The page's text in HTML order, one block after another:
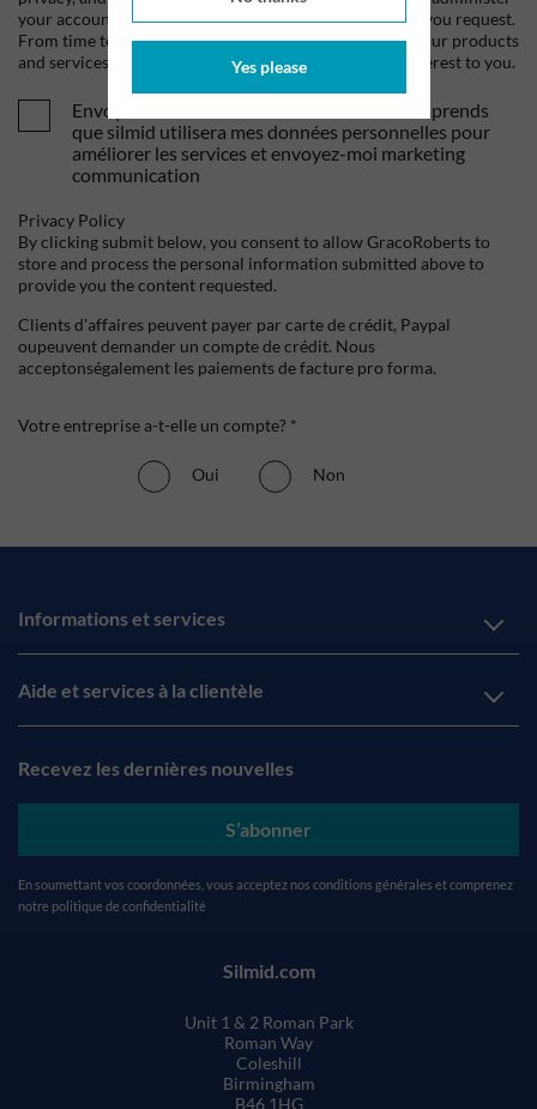
Yes please
your account and to provide the products and services you request.
From time to time, we would like to contact you about our products
and services, as well as other content that may be of interest to you.
Envoyez-moi vos offres et actualités. Je comprends
que silmid utilisera mes données personnelles pour
améliorer les services et envoyez-moi marketing
communication
Privacy Policy
By clicking submit below, you consent to allow GracoRoberts to
store and process the personal information submitted above to
provide you the content requested.
Clients d'affaires peuvent payer par carte de crédit, Paypal
oupeuvent demander un compte de crédit. Nous
acceptonségalement les paiements de facture pro forma.
Votre entreprise a-t-elle un compte? *
Oui Non
Informations et services
Aide et services à la clientèle
Recevez les dernières nouvelles
S’abonner
En soumettant vos coordonnées, vous acceptez nos conditions générales et comprenez
notre politique de confidentialité
Silmid.com
Unit 1 & 2 Roman Park
Roman Way
Coleshill
Birmingham
B46 1HG